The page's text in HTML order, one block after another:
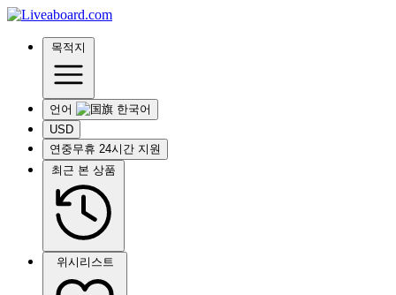
목적지
언어
USD
연중무휴 24시간 지원
최근 본 상품
위시리스트